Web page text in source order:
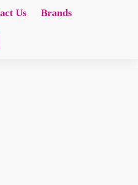
Brands
Us